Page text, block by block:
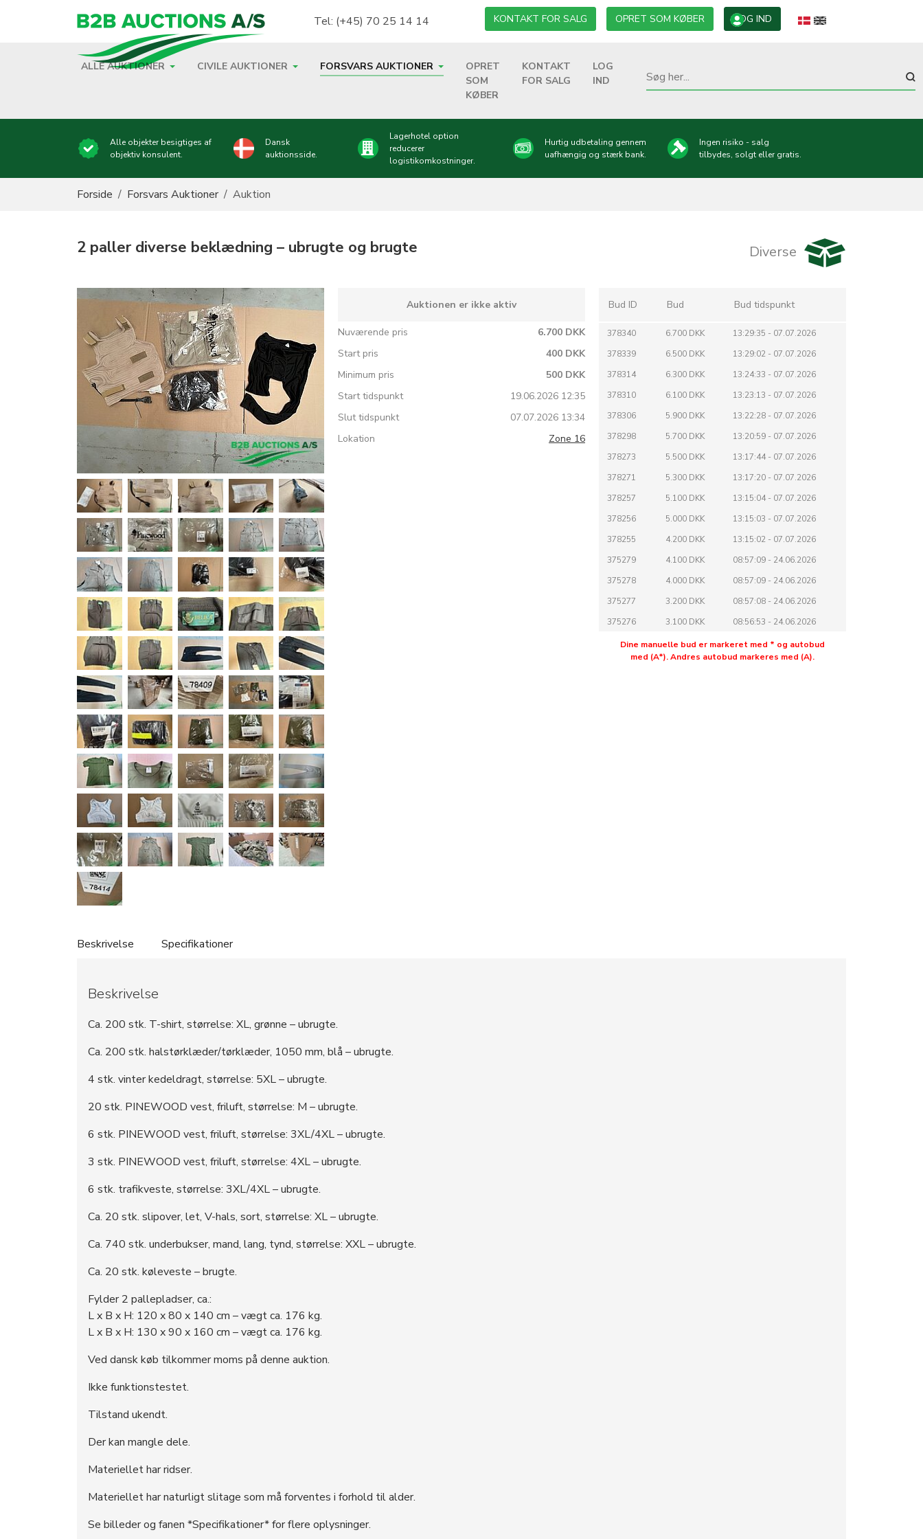
Tel: (+45) 70 25 14 14 KONTAKT FOR SALG OPRET SOM KØBER LOG IND
ALLE AUKTIONER CIVILE AUKTIONER FORSVARS AUKTIONER
OPRET
SOM
KØBER
KONTAKT
FOR SALG
LOG
IND
Alle objekter besigtiges af
objektiv konsulent.
Dansk
auktionsside.
Lagerhotel option
reducerer
logistikomkostninger.
Hurtig udbetaling gennem
uafhængig og stærk bank.
Ingen risiko - salg
tilbydes, solgt eller gratis.
Forside Forsvars Auktioner Auktion
2 paller diverse beklædning – ubrugte og brugte Diverse
Auktionen er ikke aktiv
Nuværende pris
6.700 DKK
Start pris
400 DKK
Minimum pris
500 DKK
Start tidspunkt
19.06.2026 12:35
Slut tidspunkt
07.07.2026 13:34
Lokation
Zone 16
Bud ID Bud Bud tidspunkt
378340 6.700 DKK
13:29:35 - 07.07.2026
378339
6.500 DKK
13:29:02 - 07.07.2026
378314
6.300 DKK
13:24:33 - 07.07.2026
378310
6.100 DKK
13:23:13 - 07.07.2026
378306
5.900 DKK
13:22:28 - 07.07.2026
378298
5.700 DKK
13:20:59 - 07.07.2026
378273
5.500 DKK
13:17:44 - 07.07.2026
378271
5.300 DKK
13:17:20 - 07.07.2026
378257
5.100 DKK
13:15:04 - 07.07.2026
378256
5.000 DKK
13:15:03 - 07.07.2026
378255
4.200 DKK
13:15:02 - 07.07.2026
375279
4.100 DKK
08:57:09 - 24.06.2026
375278
4.000 DKK
08:57:09 - 24.06.2026
375277
3.200 DKK
08:57:08 - 24.06.2026
375276
3.100 DKK
08:56:53 - 24.06.2026
375275
3.000 DKK
08:56:53 - 24.06.2026
375274
2.600 DKK
08:56:46 - 24.06.2026
Dine manuelle bud er markeret med * og autobud
med (A*). Andres autobud markeres med (A).
Beskrivelse Specifikationer
Beskrivelse
Ca. 200 stk. T-shirt, størrelse: XL, grønne – ubrugte.
Ca. 200 stk. halstørklæder/tørklæder, 1050 mm, blå – ubrugte.
4 stk. vinter kedeldragt, størrelse: 5XL – ubrugte.
20 stk. PINEWOOD vest, friluft, størrelse: M – ubrugte.
6 stk. PINEWOOD vest, friluft, størrelse: 3XL/4XL – ubrugte.
3 stk. PINEWOOD vest, friluft, størrelse: 4XL – ubrugte.
6 stk. trafikveste, størrelse: 3XL/4XL – ubrugte.
Ca. 20 stk. slipover, let, V-hals, sort, størrelse: XL – ubrugte.
Ca. 740 stk. underbukser, mand, lang, tynd, størrelse: XXL – ubrugte.
Ca. 20 stk. køleveste – brugte.
Fylder 2 pallepladser, ca.:
L x B x H: 120 x 80 x 140 cm – vægt ca. 176 kg.
L x B x H: 130 x 90 x 160 cm – vægt ca. 176 kg.
Ved dansk køb tilkommer moms på denne auktion.
Ikke funktionstestet.
Tilstand ukendt.
Der kan mangle dele.
Materiellet har ridser.
Materiellet har naturligt slitage som må forventes i forhold til alder.
Se billeder og fanen *Specifikationer* for flere oplysninger.